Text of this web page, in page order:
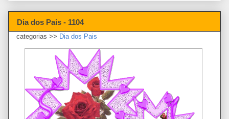
Dia dos Pais - 1104
categorias >> Dia dos Pais